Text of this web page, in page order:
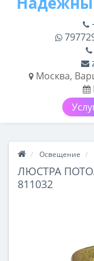
Москва,
Освещение
ЛЮСТРА
811032